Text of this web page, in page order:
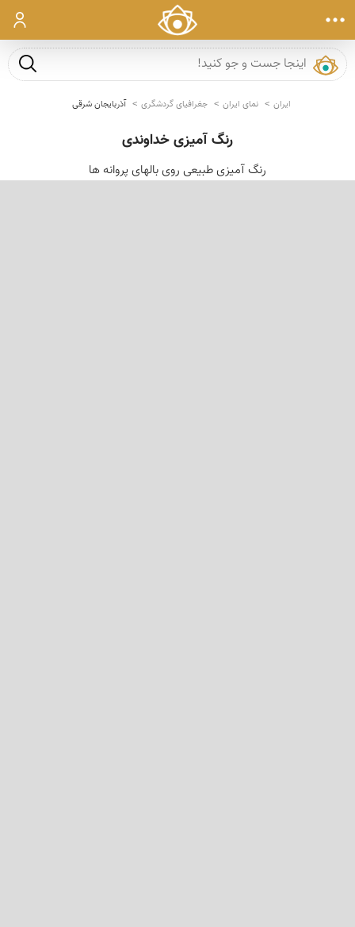
ورود
جست و
ایران نمای ایران جغرافیای گردشگری آذربایجان شرقی
رنگ آمیزی خداوندی
رنگ آمیزی طبیعی روی بالهای پروانه ها